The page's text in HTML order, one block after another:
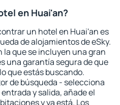
en Huai'an?
un hotel en Huai'an es
de alojamientos de eSky.
la que se incluyen una gran
una garantía segura de que
que estás buscando.
de búsqueda - selecciona
y salida, añade el
y ya está. Los